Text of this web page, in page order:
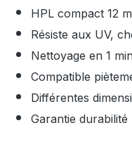
HPL compact 12
Résiste aux UV,
Nettoyage en 1
Compatible
Différentes
Garantie durabilité